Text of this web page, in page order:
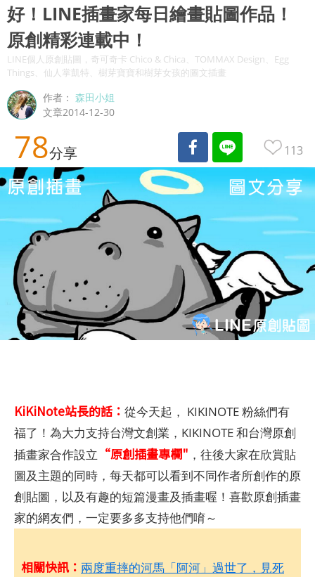
好！LINE插畫家每日繪畫貼圖作品！
原創精彩連載中！
LINE個人原創貼圖，奇可奇卡 Chico & Chica、TOMMAX Design、Egg
Things、仙人掌凱特、樹芽寶寶和樹芽女孩的圖文插畫
作者：森田小姐
文章2014-12-30
78分享 113
KiKiNote站長的話： 從今天起， KIKINOTE 粉絲們有
福了！為大力支持台灣文創業，KIKINOTE 和台灣原創
插畫家合作設立 “原創插畫專欄" ，往後大家在欣賞貼
圖及主題的同時，每天都可以看到不同作者所創作的原
創貼圖，以及有趣的短篇漫畫及插畫喔！喜歡原創插畫
家的網友們，一定要多多支持他們唷～
相關快訊： 兩度重摔的河馬「阿河」過世了，見死